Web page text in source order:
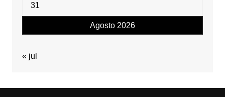
Agosto 2026
31
« jul